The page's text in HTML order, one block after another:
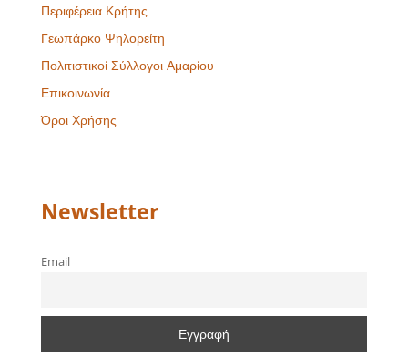
Περιφέρεια Κρήτης
Γεωπάρκο Ψηλορείτη
Πολιτιστικοί Σύλλογοι Αμαρίου
Επικοινωνία
Όροι Χρήσης
Newsletter
Email